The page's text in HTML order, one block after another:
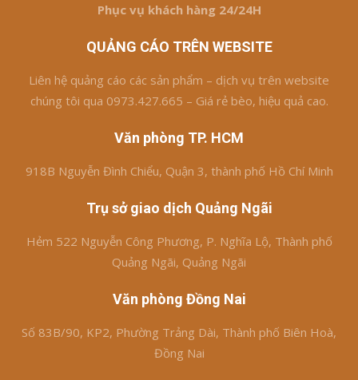
Phục vụ khách hàng 24/24H
QUẢNG CÁO TRÊN WEBSITE
Liên hệ quảng cáo các sản phẩm – dịch vụ trên website
chúng tôi qua 0973.427.665 – Giá rẻ bèo, hiệu quả cao.
Văn phòng TP. HCM
918B Nguyễn Đình Chiểu, Quận 3, thành phố Hồ Chí Minh
Trụ sở giao dịch Quảng Ngãi
Hẻm 522 Nguyễn Công Phương, P. Nghĩa Lộ, Thành phố
Quảng Ngãi, Quảng Ngãi
Văn phòng Đồng Nai
Số 83B/90, KP2, Phường Trảng Dài, Thành phố Biên Hoà,
Đồng Nai